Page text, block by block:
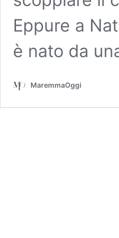
Eppure a
è nato da
MaremmaOggi